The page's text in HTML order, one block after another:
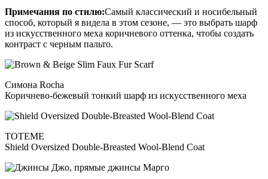
Примечания по стилю:Самый классический и носибельный
способ, который я видела в этом сезоне, — это выбрать шарф
из искусственного меха коричневого оттенка, чтобы создать
контраст с черным пальто.
Симона Rocha
Коричнево-бежевый тонкий шарф из искусственного меха
TOTEME
Shield Oversized Double-Breasted Wool-Blend Coat